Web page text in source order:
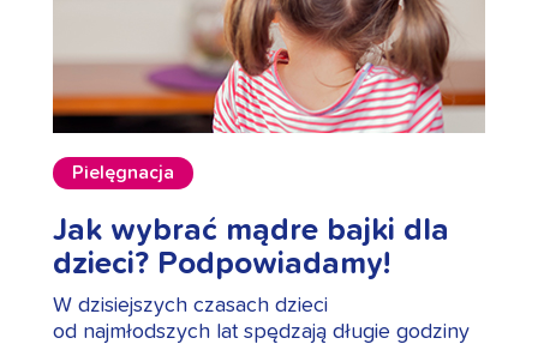
Pielęgnacja
Jak wybrać mądre bajki dla
dzieci? Podpowiadamy!
W dzisiejszych czasach dzieci
od najmłodszych lat spędzają długie godziny